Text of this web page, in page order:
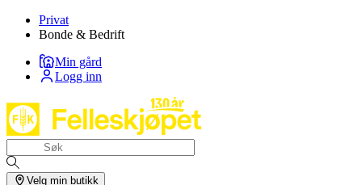
Privat
Bonde & Bedrift
Min gård
Logg inn
Velg min butikk